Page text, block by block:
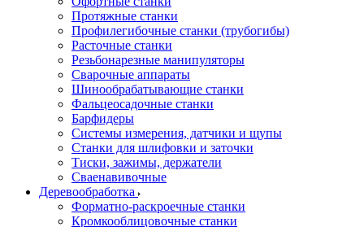
Протяжные станки
Профилегибочные станки (трубогибы)
Расточные станки
Резьбонарезные манипуляторы
Сварочные аппараты
Шинообрабатывающие станки
Фальцеосадочные станки
Барфидеры
Системы измерения, датчики и щупы
Станки для шлифовки и заточки
Тиски, зажимы, держатели
Cваенавивочные
Деревообработка
Форматно-раскроечные станки
Кромкооблицовочные станки